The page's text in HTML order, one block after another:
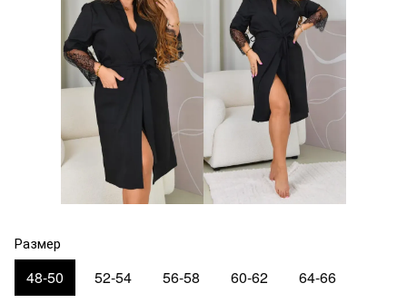
Размер
48-50 52-54 56-58 60-62 64-66